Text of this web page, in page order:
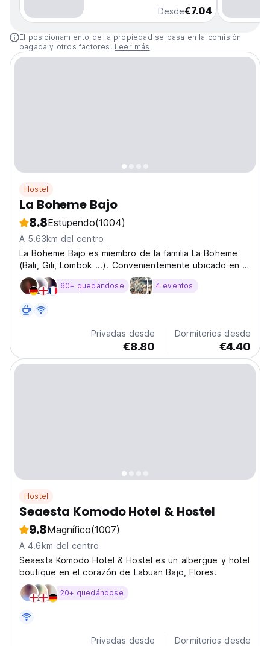
Desde€7.04
El posicionamiento de la propiedad se basa en la comisión
pagada y otros factores. Leer más
Hostel
La Boheme Bajo
8.8Estupendo(1004)
A 5.63km del centro
La Boheme Bajo es miembro de la familia La Boheme
(Bali, Gili, Lombok ...). Convenientemente ubicado en la
playa del puerto de Labuan Bajo.
60+ quedándose 4 eventos
Privadas desde
€8.80
Dormitorios desde
€4.40
Hostel
Seaesta Komodo Hotel & Hostel
9.8Magnífico(1007)
A 4.6km del centro
Seaesta Komodo Hotel & Hostel es un albergue y hotel
boutique en el corazón de Labuan Bajo, Flores.
20+ quedándose
Privadas desde Dormitorios desde